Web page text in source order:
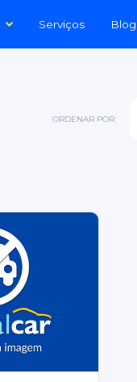
Serviços Blog
ORDENAR POR: